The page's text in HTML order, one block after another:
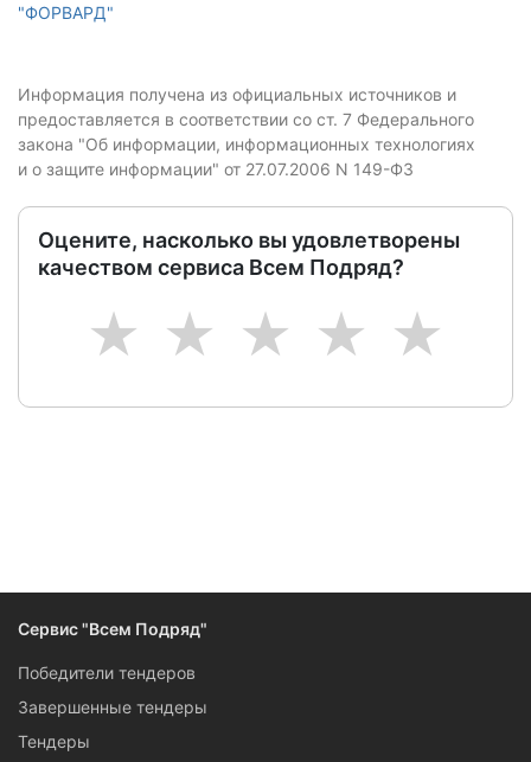
"ФОРВАРД"
Информация получена из официальных источников и
предоставляется в соответствии со ст. 7 Федерального
закона "Об информации, информационных технологиях
и о защите информации" от 27.07.2006 N 149-ФЗ
Оцените, насколько вы удовлетворены
качеством сервиса Всем Подряд?
5
4
3
2
1
Сервис "Всем Подряд"
Победители тендеров
Завершенные тендеры
Тендеры